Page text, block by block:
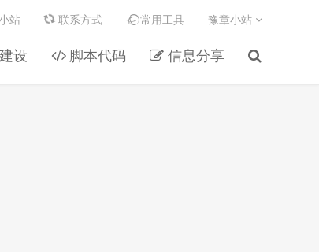
设 脚本代码 信息分享
站 联系方式 常用工具 豫章小站